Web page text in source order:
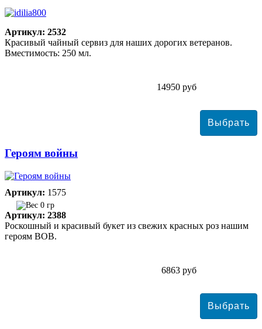
Артикул: 2532
Красивый чайный сервиз для наших дорогих ветеранов.
Вместимость: 250 мл.
14950 руб
Героям войны
Артикул: 1575
0 гр
Артикул: 2388
Роскошный и красивый букет из свежих красных роз нашим
героям ВОВ.
6863 руб